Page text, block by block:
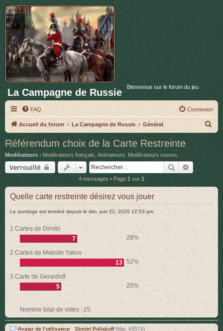
La Campagne de Russie Bienvenue sur le forum du jeu
FAQ Connexion
Accueil du forum La Campagne de Russie Général
e
c
c
e
r
Référendum choix de la Carte Restreinte
Modérateurs : Modérateurs français, Animateurs ,Modérateurs russes
Verrouillé Rechercher
4 messages • Page1 sur1
Quelle carte restreinte désirez vous jouer
Le sondage est terminé depuis le dim. juin 22, 2025 12:53 pm
1 Cartes de Dimitri
7
28%
2 Cartes de Maksim Yakov
13 52%
3 Carte de Gerardoff
5
20%
Nombre total de votes :25
Dimitri Poliakoff(Mat. 45574)